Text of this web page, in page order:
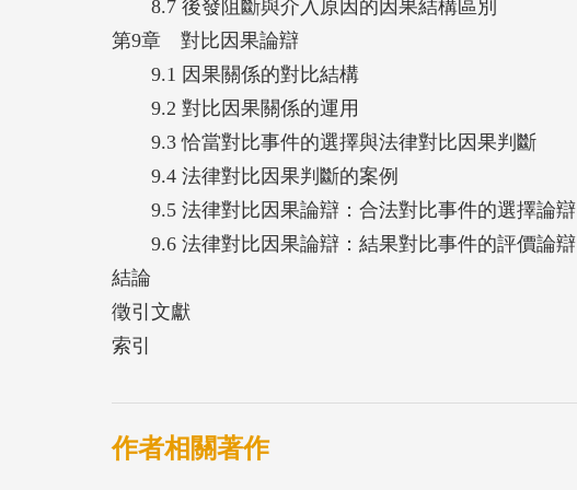
8.7 後發阻斷與介入原因的因果結構區別
第9章 對比因果論辯
9.1 因果關係的對比結構
9.2 對比因果關係的運用
9.3 恰當對比事件的選擇與法律對比因果判斷
9.4 法律對比因果判斷的案例
9.5 法律對比因果論辯：合法對比事件的選擇論辯
9.6 法律對比因果論辯：結果對比事件的評價論辯
結論
徵引文獻
索引
作者相關著作